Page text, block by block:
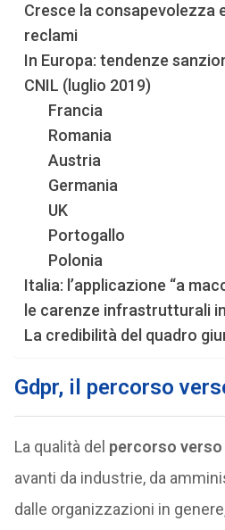
Cresce la consapevolezza
reclami
In Europa: tendenze
CNIL (luglio 2019)
Francia
Romania
Austria
Germania
UK
Portogallo
Polonia
Italia: l’applicazione “a
le carenze infrastrutturali
La credibilità del quadro
Gdpr, il percorso
La qualità del percorso
avanti da industrie, da
dalle organizzazioni in